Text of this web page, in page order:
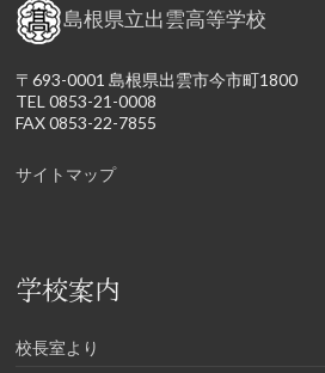
島根県立出雲高等学校
〒693-0001 島根県出雲市今市町1800
TEL 0853-21-0008
FAX 0853-22-7855
サイトマップ
学校案内
校長室より